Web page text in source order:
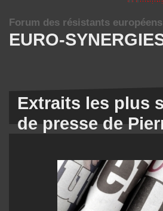
EURO-
Forum des résistants européens
Extraits les plus
de presse de